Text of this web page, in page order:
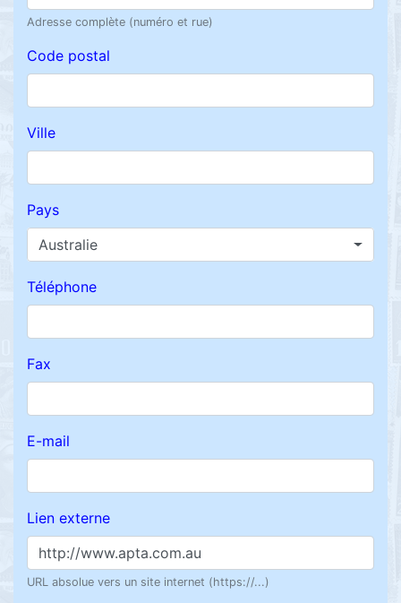
Adresse complète (numéro et rue)
Code postal
Ville
Pays
Australie
Téléphone
Fax
E-mail
Lien externe
URL absolue vers un site internet (https://...)